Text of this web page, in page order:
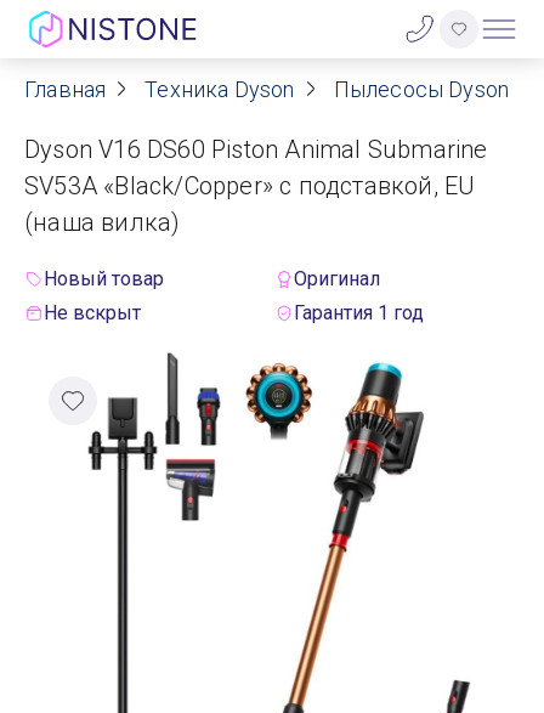
Акции
О нас
Блог
Договор оферты
Реквизиты
Контакты
Гарантия
Главная Техника Dyson Пылесосы Dyson
Dyson V16 DS60 Piston Animal Submarine
SV53A «Black/Copper» с подставкой, EU
(наша вилка)
Новый товар
Оригинал
Не вскрыт
Гарантия 1 год